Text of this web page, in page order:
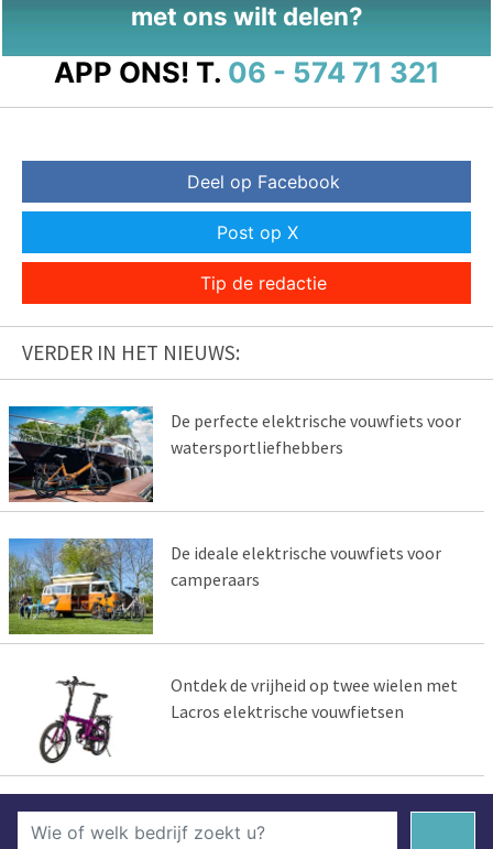
met ons wilt delen?
APP ONS! T. 06 - 574 71 321
Deel op Facebook
Post op X
Tip de redactie
VERDER IN HET NIEUWS:
De perfecte elektrische vouwfiets voor
watersportliefhebbers
De ideale elektrische vouwfiets voor
camperaars
Ontdek de vrijheid op twee wielen met
Lacros elektrische vouwfietsen